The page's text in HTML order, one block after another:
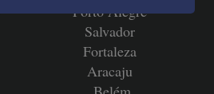
Porto Alegre
Salvador
Fortaleza
Aracaju